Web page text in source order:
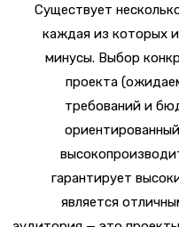
Существует
каждая из
минусы. Выбор
проекта
гарантирует
является